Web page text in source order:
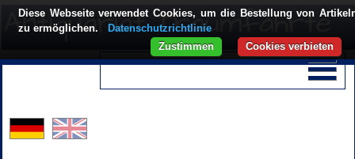
Diese Webseite verwendet Cookies, um die Bestellung von
zu ermöglichen.
Datenschutzrichtlinie
Cookies verbieten
Zustimmen